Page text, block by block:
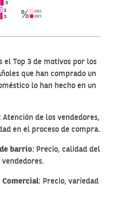
el Top 3 de motivos por los
que han comprado un
lo han hecho en un
: Atención de los vendedores,
en el proceso de compra.
barrio: Precio, calidad del
Comercial: Precio, variedad